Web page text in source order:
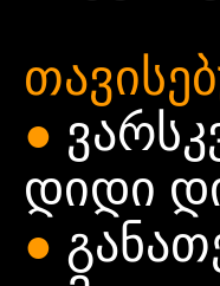
●
დიდი
●